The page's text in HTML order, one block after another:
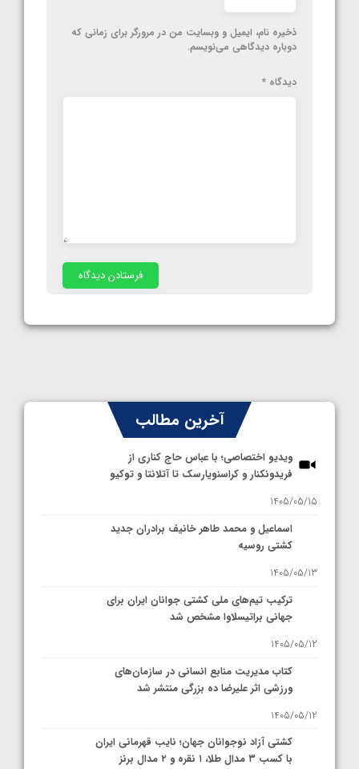
ذخیره نام، ایمیل و وبسایت من در مرورگر برای زمانی که
دوباره دیدگاهی می‌نویسم.
دیدگاه *
آخرین مطالب
ویدیو اختصاصی؛ با عباس حاج کناری از
فریدونکنار و کراسنویارسک تا آتلانتا و توکیو
1405/05/15
اسماعیل و محمد طاهر خانیف برادران جدید
کشتی روسیه
1405/05/13
ترکیب تیم‌های ملی کشتی جوانان ایران برای
جهانی براتیسلاوا مشخص شد
1405/05/12
کتاب مدیریت منابع انسانی در سازمان‌های
ورزشی اثر علیرضا ده بزرگی منتشر شد
1405/05/12
کشتی آزاد نوجوانان جهان؛ نایب قهرمانی ایران
با کسب ۳ مدال طلا، ۱ نقره و ۲ مدال برنز